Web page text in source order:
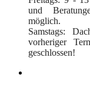
und
möglich.
Samstags:
vorheriger
geschlossen!